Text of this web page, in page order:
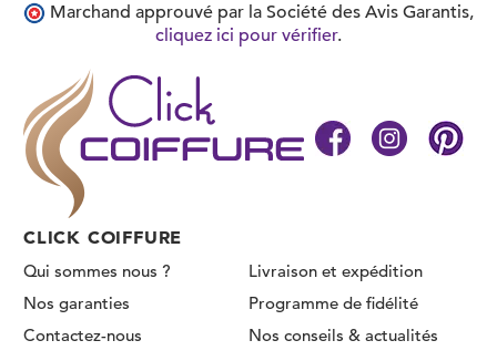
CLICK COIFFURE
Qui sommes nous ?
Livraison et expédition
Nos garanties
Programme de fidélité
Contactez-nous
Nos conseils & actualités
Marchand approuvé par la Société des Avis Garantis,
cliquez ici pour vérifier.